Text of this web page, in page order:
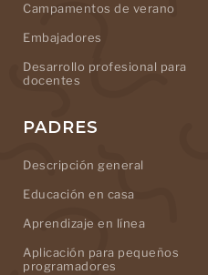
Campamentos de verano
Embajadores
Desarrollo profesional para
docentes
PADRES
Descripción general
Educación en casa
Aprendizaje en línea
Aplicación para pequeños
programadores